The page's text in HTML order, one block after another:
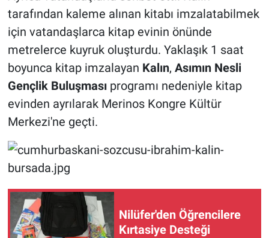
tarafından kaleme alınan kitabı imzalatabilmek
için vatandaşlarca kitap evinin önünde
metrelerce kuyruk oluşturdu. Yaklaşık 1 saat
boyunca kitap imzalayan Kalın, Asımın Nesli
Gençlik Buluşmasıprogramı nedeniyle kitap
evinden ayrılarak Merinos Kongre Kültür
Merkezi'ne geçti.
Nilüfer'den Öğrencilere
Kırtasiye Desteği